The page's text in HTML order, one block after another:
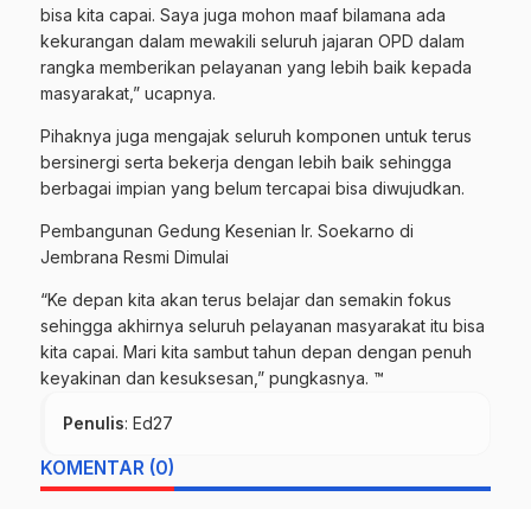
bisa kita capai. Saya juga mohon maaf bilamana ada
kekurangan dalam mewakili seluruh jajaran OPD dalam
rangka memberikan pelayanan yang lebih baik kepada
masyarakat,” ucapnya.
Pihaknya juga mengajak seluruh komponen untuk terus
bersinergi serta bekerja dengan lebih baik sehingga
berbagai impian yang belum tercapai bisa diwujudkan.
Pembangunan Gedung Kesenian Ir. Soekarno di
Jembrana Resmi Dimulai
“Ke depan kita akan terus belajar dan semakin fokus
sehingga akhirnya seluruh pelayanan masyarakat itu bisa
kita capai. Mari kita sambut tahun depan dengan penuh
keyakinan dan kesuksesan,” pungkasnya. ™
Penulis: Ed27
KOMENTAR (0)